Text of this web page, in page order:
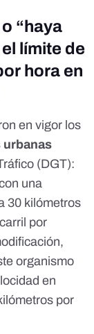
“haya
límite de
hora en
en vigor los
urbanas
(DGT):
una
30 kilómetros
por
organismo
en
por